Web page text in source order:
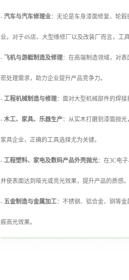
- 汽车与汽车修理业：无论是车身漆面修复、轮
业。对于4S店、大型维修厂以及改装厂而言，工
- 飞机与游艇制造及修理：在高端制造领域，对
密处理需求，助力企业提升产品竞争力。
- 工程机械制造与修理：面对大型机械部件的焊
- 木工、家具、乐器生产：从实木打磨到漆面抛
家具企业，正确的工具选择尤为关键。
- 工程塑料、家电及数码产品外壳抛光：在3C电
并使表面达到哑光或亮光效果，提升产品的质感。
- 五金制造与金属加工：不锈钢、铝合金、铜等
痕高光效果。